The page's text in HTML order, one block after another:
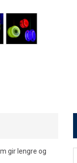
gir lengre og